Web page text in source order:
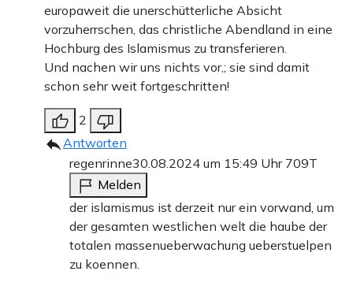
europaweit die unerschütterliche Absicht
vorzuherrschen, das christliche Abendland in eine
Hochburg des Islamismus zu transferieren.
Und nachen wir uns nichts vor,; sie sind damit
schon sehr weit fortgeschritten!
2
Antworten
regenrinne30.08.2024 um 15:49 Uhr 709T
Melden
der islamismus ist derzeit nur ein vorwand, um
der gesamten westlichen welt die haube der
totalen massenueberwachung ueberstuelpen
zu koennen.